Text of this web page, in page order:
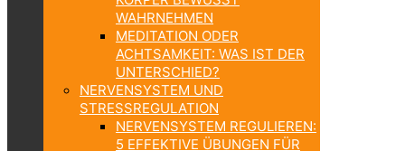
WAHRNEHMEN
MEDITATION ODER
ACHTSAMKEIT: WAS IST DER
UNTERSCHIED?
NERVENSYSTEM UND
STRESSREGULATION
NERVENSYSTEM REGULIEREN:
5 EFFEKTIVE ÜBUNGEN FÜR